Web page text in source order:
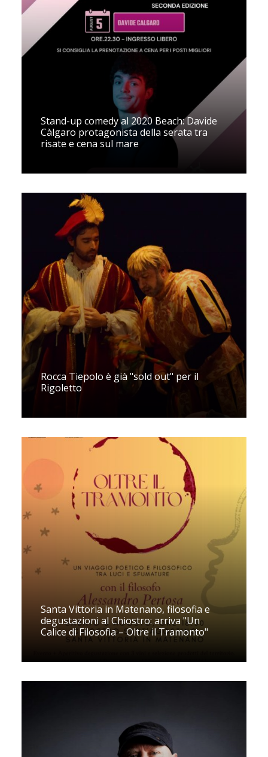
Stand-up comedy al 2020 Beach: Davide
Càlgaro protagonista della serata tra
risate e cena sul mare
Rocca Tiepolo è già "sold out" per il
Rigoletto
Santa Vittoria in Matenano, filosofia e
degustazioni al Chiostro: arriva "Un
Calice di Filosofia – Oltre il Tramonto"